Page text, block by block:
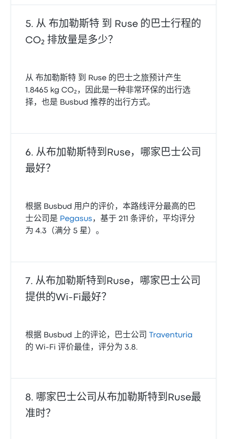
从 布加勒斯特 到 Ruse 的巴士行程的
CO₂ 排放量是多少？
从 布加勒斯特 到 Ruse 的巴士之旅预计产生
1.8465 kg CO₂，因此是一种非常环保的出行选
择，也是 Busbud 推荐的出行方式。
从布加勒斯特到Ruse，哪家巴士公司
最好？
根据 Busbud 用户的评价，本路线评分最高的巴
士公司是 Pegasus ，基于 211 条评价，平均评分
为 4.3（满分 5 星）。
从布加勒斯特到Ruse，哪家巴士公司
提供的Wi‑Fi最好？
根据 Busbud 上的评论，巴士公司
Traventuria
的 Wi‑Fi 评价最佳，评分为 3.8.
哪家巴士公司从布加勒斯特到Ruse最
准时？